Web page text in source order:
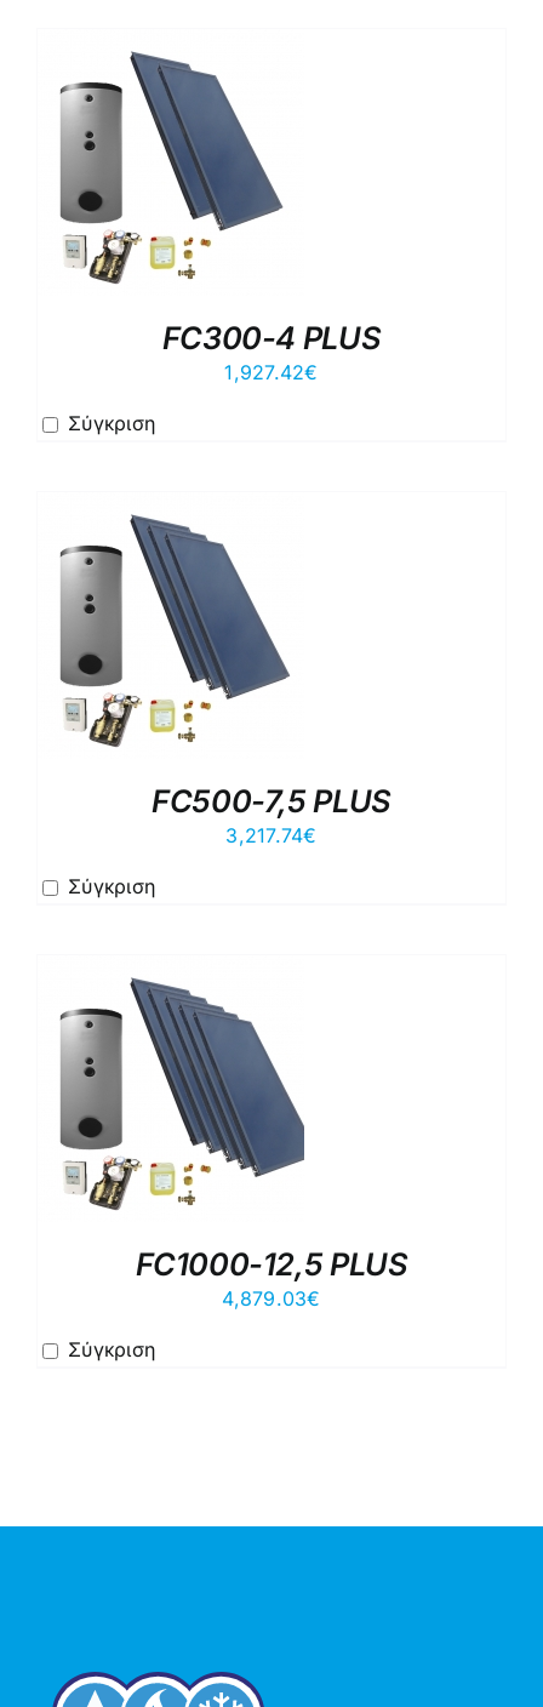
FC300-4 PLUS
1,927.42€
Σύγκριση
FC500-7,5 PLUS
3,217.74€
Σύγκριση
FC1000-12,5 PLUS
4,879.03€
Σύγκριση